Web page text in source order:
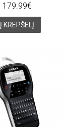
179.99€
Į KREPŠELĮ